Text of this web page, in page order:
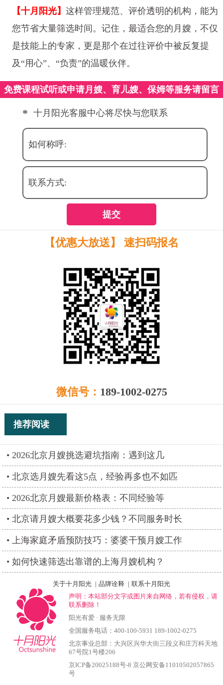
【十月阳光】 这样管理规范、评价透明的机构，能为
您节省大量筛选时间。记住，最适合您的月嫂，不仅
是技能上的专家，更是那个在过往评价中被反复提
及“用心”、“负责”的温暖伙伴。
免费课程试听或申请月嫂、育儿嫂、保姆等服务请留言
* 十月阳光客服中心将尽快与您联系
如何称呼:
联系方式:
提交
【优惠大放送】 速扫码报名
微信号： 189-1002-0275
推荐阅读
2026北京月嫂挑选避坑指南：遇到这几
北京选月嫂先看这5点，经验再多也不如匹
2026北京月嫂最新价格表：不同经验等
北京请月嫂大概要花多少钱？不同服务时长
上海家庭矛盾预防技巧：婆婆干预月嫂工作
如何快速筛选出靠谱的上海月嫂机构？
关于十月阳光 | 品牌诠释 | 联系十月阳光
声明：本站部分文字或图片来自网络，若有侵权，请
联系删除！
阳光有爱 · 服务无限
全国服务电话：400-100-5931 189-1002-0275
北京事业总部：大兴区兴华大街三段义和庄万科天地
67号院1号楼206
京ICP备20025188号-8 京公网安备11010502057865
号